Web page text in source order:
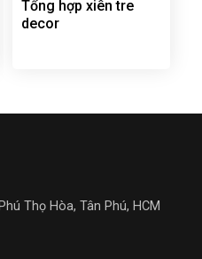
Tổng hợp xiên tre
decor
Thọ Hòa, Tân Phú, HCM